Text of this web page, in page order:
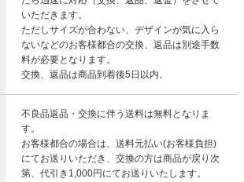
いただきます。
ただしサイズが合わない、デザインが気に入ら
ないなどのお客様都合の交換、返品は別途手数
料が必要となります。
交換、返品は商品到着後5日以内。
不良品返品・交換に伴う送料は無料となりま
す。
お客様都合の場合は、送料元払い(お客様負担)
にてお送りいただき、交換の方は商品が戻り次
第、代引き1,000円にてお送りいたします。